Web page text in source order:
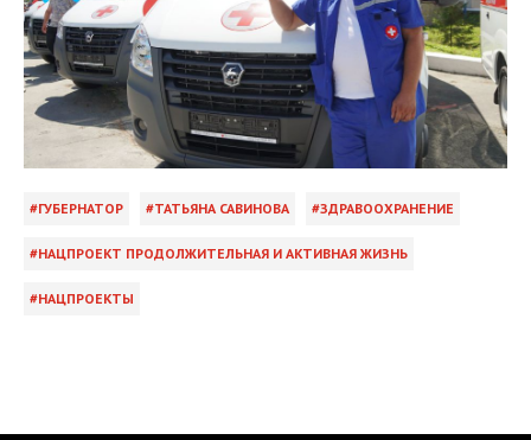
ГУБЕРНАТОР ТАТЬЯНА САВИНОВА ЗДРАВООХРАНЕНИЕ
НАЦПРОЕКТ ПРОДОЛЖИТЕЛЬНАЯ И АКТИВНАЯ ЖИЗНЬ
НАЦПРОЕКТЫ